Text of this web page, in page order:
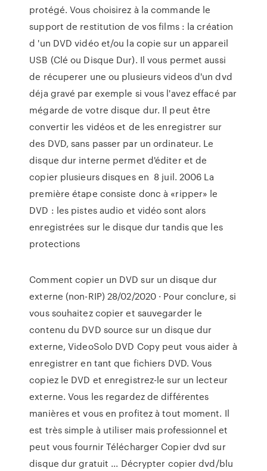
protégé. Vous choisirez à la commande le
support de restitution de vos films : la création
d 'un DVD vidéo et/ou la copie sur un appareil
USB (Clé ou Disque Dur). Il vous permet aussi
de récuperer une ou plusieurs videos d'un dvd
déja gravé par exemple si vous l'avez effacé par
mégarde de votre disque dur. Il peut être
convertir les vidéos et de les enregistrer sur
des DVD, sans passer par un ordinateur. Le
disque dur interne permet d'éditer et de
copier plusieurs disques en 8 juil. 2006 La
première étape consiste donc à «ripper» le
DVD : les pistes audio et vidéo sont alors
enregistrées sur le disque dur tandis que les
protections
Comment copier un DVD sur un disque dur
externe (non-RIP) 28/02/2020 · Pour conclure, si
vous souhaitez copier et sauvegarder le
contenu du DVD source sur un disque dur
externe, VideoSolo DVD Copy peut vous aider à
enregistrer en tant que fichiers DVD. Vous
copiez le DVD et enregistrez-le sur un lecteur
externe. Vous les regardez de différentes
manières et vous en profitez à tout moment. Il
est très simple à utiliser mais professionnel et
peut vous fournir Télécharger Copier dvd sur
disque dur gratuit ... Décrypter copier dvd/blu